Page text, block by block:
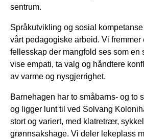
sentrum.
Språkutvikling og sosial
vårt pedagogiske arbeid. Vi fremmer
fellesskap der mangfold ses som en
vise empati, ta valg og håndtere
av varme og nysgjerrighet.
Barnehagen har to småbarns- og to
og ligger lunt til ved Solvang
stort og variert, med klatretrær,
grønnsakshage. Vi deler lekeplass